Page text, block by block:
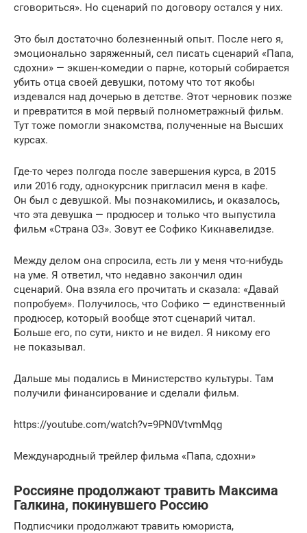
сговориться». Но сценарий по договору остался у них.
Это был достаточно болезненный опыт. После него я,
эмоционально заряженный, сел писать сценарий «Папа,
сдохни» — экшен-комедии о парне, который собирается
убить отца своей девушки, потому что тот якобы
издевался над дочерью в детстве. Этот черновик позже
и превратится в мой первый полнометражный фильм.
Тут тоже помогли знакомства, полученные на Высших
курсах.
Где-то через полгода после завершения курса, в 2015
или 2016 году, однокурсник пригласил меня в кафе.
Он был с девушкой. Мы познакомились, и оказалось,
что эта девушка — продюсер и только что выпустила
фильм «Страна ОЗ». Зовут ее Софико Кикнавелидзе.
Между делом она спросила, есть ли у меня что-нибудь
на уме. Я ответил, что недавно закончил один
сценарий. Она взяла его прочитать и сказала: «Давай
попробуем». Получилось, что Софико — единственный
продюсер, который вообще этот сценарий читал.
Больше его, по сути, никто и не видел. Я никому его
не показывал.
Дальше мы подались в Министерство культуры. Там
получили финансирование и сделали фильм.
https://youtube.com/watch?v=9PN0VtvmMqg
Международный трейлер фильма «Папа, сдохни»
Россияне продолжают травить Максима
Галкина, покинувшего Россию
Подписчики продолжают травить юмориста,